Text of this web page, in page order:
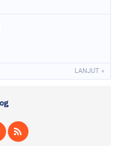
LANJUT »